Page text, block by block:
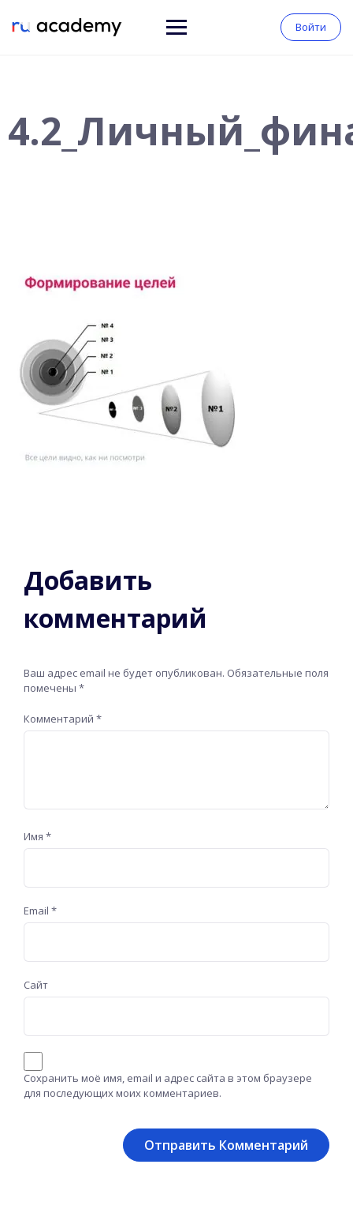
Войти
Добавить
комментарий
Ваш адрес email не будет опубликован. Обязательные поля
помечены *
Комментарий *
Имя *
Email *
Сайт
Сохранить моё имя, email и адрес сайта в этом браузере
для последующих моих комментариев.